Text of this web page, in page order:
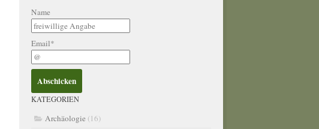
Name
Email*
KATEGORIEN
Archäologie (16)